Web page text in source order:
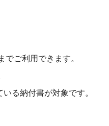
ご利用できます。
る納付書が対象です。